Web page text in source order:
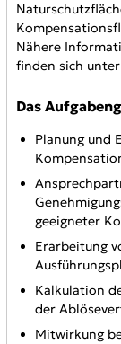
Nähere
finden sich
Das
Planung und
geeigneter
Erarbeitung
Kalkulation
der
Mitwirkung